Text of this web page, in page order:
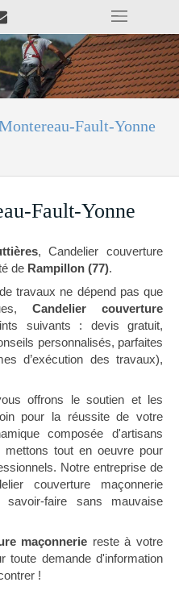
Fault-Yonne
Fault-Yonne
, Candelier couverture
de Rampillon (77).
travaux ne dépend pas que
Candelier couverture
suivants : devis gratuit,
personnalisés, parfaites
d’exécution des travaux),
offrons le soutien et les
pour la réussite de votre
composée d'artisans
tout en oeuvre pour
Notre entreprise de
couverture maçonnerie
faire sans mauvaise
maçonnerie reste à votre
toute demande d'information
!